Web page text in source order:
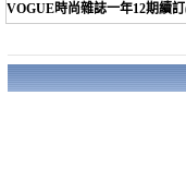
VOGUE時尚雜誌一年12期續